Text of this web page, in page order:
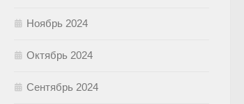
Ноябрь 2024
Октябрь 2024
Сентябрь 2024